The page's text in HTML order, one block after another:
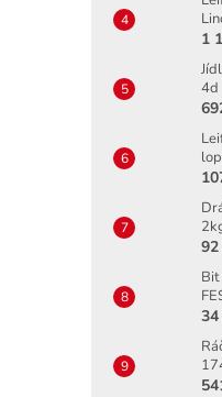
1
4d
92
34